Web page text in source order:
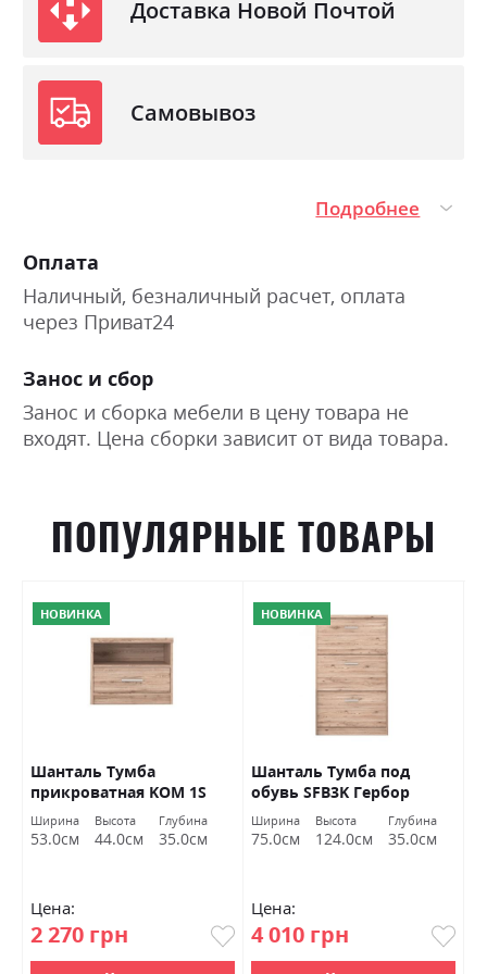
Доставка Новой Почтой
Самовывоз
Подробнее
Оплата
Наличный, безналичный расчет, оплата
через Приват24
Занос и сбор
Занос и сборка мебели в цену товара не
входят. Цена сборки зависит от вида товара.
ПОПУЛЯРНЫЕ ТОВАРЫ
НОВИНКА
Шанталь Тумба
прикроватная KOM 1S
Гербор
Ширина
53.0см
Высота
44.0см
Глубина
35.0см
Цена:
2 270 грн
НОВИНКА
Шанталь Тумба под
обувь SFB3K Гербор
Ширина
75.0см
Высота
124.0см
Глубина
35.0см
Цена:
4 010 грн